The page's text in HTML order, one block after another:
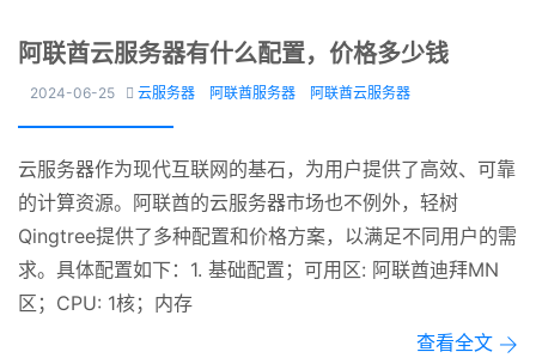
阿联酋云服务器有什么配置，价格多少钱
2024-06-25  云服务器 阿联酋服务器 阿联酋云服务器
云服务器作为现代互联网的基石，为用户提供了高效、可靠
的计算资源。阿联酋的云服务器市场也不例外，轻树
Qingtree提供了多种配置和价格方案，以满足不同用户的需
求。具体配置如下：1. 基础配置；可用区: 阿联酋迪拜MN
区；CPU: 1核；内存
查看全文